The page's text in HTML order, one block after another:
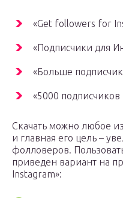
«Get followers for
«Подписчики для
«Больше
«5000 подписчиков
Скачать можно любое
и главная его цель –
фолловеров.
приведен вариант на
Instagram»: